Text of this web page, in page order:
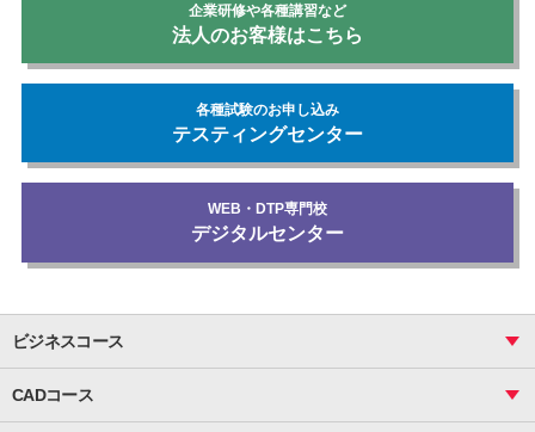
企業研修や各種講習など
法人のお客様はこちら
各種試験のお申し込み
テスティングセンター
WEB・DTP専門校
デジタルセンター
ビジネスコース
CADコース